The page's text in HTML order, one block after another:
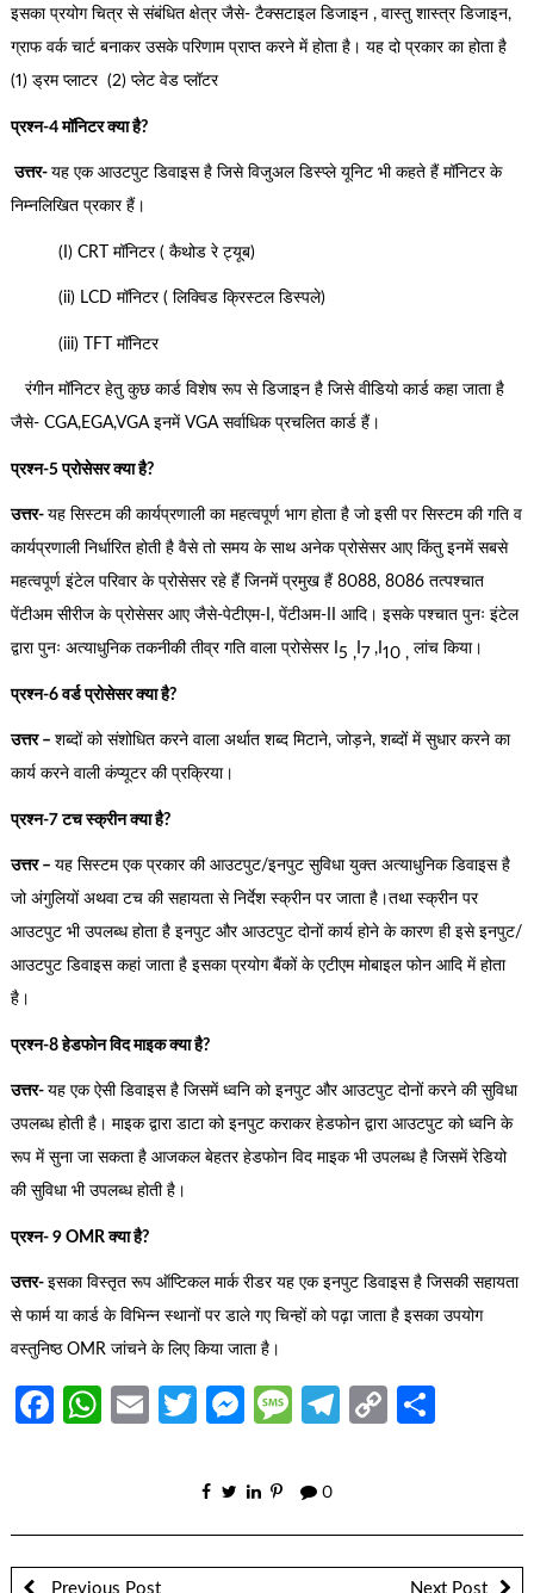
इसका प्रयोग चित्र से संबंधित क्षेत्र जैसे- टैक्सटाइल डिजाइन , वास्तु शास्त्र डिजाइन,
ग्राफ वर्क चार्ट बनाकर उसके परिणाम प्राप्त करने में होता है। यह दो प्रकार का होता है
(1) ड्रम प्लाटर (2) प्लेट वेड प्लॉटर
प्रश्न-4 मॉनिटर क्या है?
उत्तर- यह एक आउटपुट डिवाइस है जिसे विजुअल डिस्प्ले यूनिट भी कहते हैं मॉनिटर के
निम्नलिखित प्रकार हैं।
(I) CRT मॉनिटर ( कैथोड रे ट्यूब)
(ii) LCD मॉनिटर ( लिक्विड क्रिस्टल डिस्पले)
(iii) TFT मॉनिटर
रंगीन मॉनिटर हेतु कुछ कार्ड विशेष रूप से डिजाइन है जिसे वीडियो कार्ड कहा जाता है
जैसे- CGA,EGA,VGA इनमें VGA सर्वाधिक प्रचलित कार्ड हैं।
प्रश्न-5 प्रोसेसर क्या है?
उत्तर- यह सिस्टम की कार्यप्रणाली का महत्वपूर्ण भाग होता है जो इसी पर सिस्टम की गति व
कार्यप्रणाली निर्धारित होती है वैसे तो समय के साथ अनेक प्रोसेसर आए किंतु इनमें सबसे
महत्वपूर्ण इंटेल परिवार के प्रोसेसर रहे हैं जिनमें प्रमुख हैं 8088, 8086 तत्पश्चात
पेंटीअम सीरीज के प्रोसेसर आए जैसे-पेटीएम-I, पेंटीअम-II आदि। इसके पश्चात पुनः इंटेल
द्वारा पुनः अत्याधुनिक तकनीकी तीव्र गति वाला प्रोसेसर I 5 , 7,I 10 , लांच किया।
प्रश्न-6 वर्ड प्रोसेसर क्या है?
उत्तर – शब्दों को संशोधित करने वाला अर्थात शब्द मिटाने, जोड़ने, शब्दों में सुधार करने का
कार्य करने वाली कंप्यूटर की प्रक्रिया।
प्रश्न-7 टच स्क्रीन क्या है?
उत्तर – यह सिस्टम एक प्रकार की आउटपुट/इनपुट सुविधा युक्त अत्याधुनिक डिवाइस है
जो अंगुलियों अथवा टच की सहायता से निर्देश स्क्रीन पर जाता है।तथा स्क्रीन पर
आउटपुट भी उपलब्ध होता है इनपुट और आउटपुट दोनों कार्य होने के कारण ही इसे इनपुट/
आउटपुट डिवाइस कहां जाता है इसका प्रयोग बैंकों के एटीएम मोबाइल फोन आदि में होता
है।
प्रश्न-8 हेडफोन विद माइक क्या है?
उत्तर- यह एक ऐसी डिवाइस है जिसमें ध्वनि को इनपुट और आउटपुट दोनों करने की सुविधा
उपलब्ध होती है। माइक द्वारा डाटा को इनपुट कराकर हेडफोन द्वारा आउटपुट को ध्वनि के
रूप में सुना जा सकता है आजकल बेहतर हेडफोन विद माइक भी उपलब्ध है जिसमें रेडियो
की सुविधा भी उपलब्ध होती है।
प्रश्न- 9 OMR क्या है?
उत्तर- इसका विस्तृत रूप ऑप्टिकल मार्क रीडर यह एक इनपुट डिवाइस है जिसकी सहायता
से फार्म या कार्ड के विभिन्न स्थानों पर डाले गए चिन्हों को पढ़ा जाता है इसका उपयोग
वस्तुनिष्ठ OMR जांचने के लिए किया जाता है।
Facebook
WhatsApp
EmailTwitter
Messenger
Message
Telegram
Copy
0
Previous Post Next Post